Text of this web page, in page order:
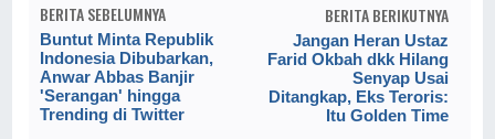
BERITA SEBELUMNYA
Buntut Minta Republik
Indonesia Dibubarkan,
Anwar Abbas Banjir
'Serangan' hingga
Trending di Twitter
BERITA BERIKUTNYA
Jangan Heran Ustaz
Farid Okbah dkk Hilang
Senyap Usai
Ditangkap, Eks Teroris:
Itu Golden Time